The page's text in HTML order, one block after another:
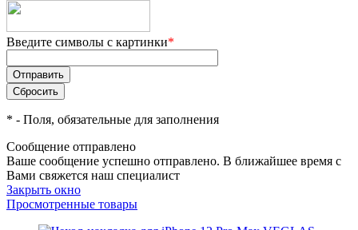
Введите символы с картинки*
* - Поля, обязательные для заполнения
Сообщение отправлено
Ваше сообщение успешно отправлено. В ближайшее время с
Вами свяжется наш специалист
Закрыть окно
Просмотренные товары